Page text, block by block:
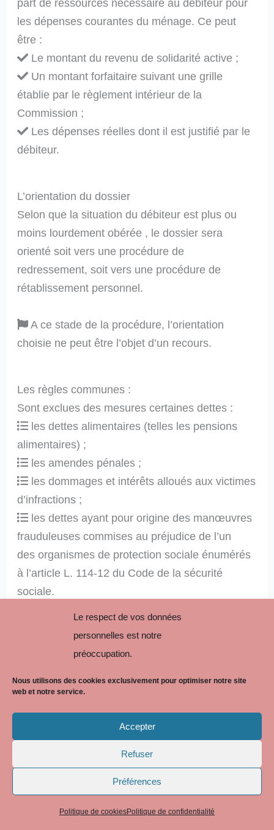
Le respect de vos données
personnelles est notre
préoccupation.
Nous utilisons des cookies exclusivement pour optimiser notre site
web et notre service.
Accepter
Refuser
Préférences
Politique de cookiesPolitique de confidentialité
part de ressources nécessaire au débiteur pour
les dépenses courantes du ménage. Ce peut
être :
Le montant du revenu de solidarité active ;
Un montant forfaitaire suivant une grille
établie par le règlement intérieur de la
Commission ;
Les dépenses réelles dont il est justifié par le
débiteur.
L’orientation du dossier
Selon que la situation du débiteur est plus ou
moins lourdement obérée , le dossier sera
orienté soit vers une procédure de
redressement, soit vers une procédure de
rétablissement personnel.
A ce stade de la procédure, l’orientation
choisie ne peut être l’objet d’un recours.
Les règles communes :
Sont exclues des mesures certaines dettes :
les dettes alimentaires (telles les pensions
alimentaires) ;
les amendes pénales ;
les dommages et intérêts alloués aux victimes
d’infractions ;
les dettes ayant pour origine des manœuvres
frauduleuses commises au préjudice de l’un
des organismes de protection sociale énumérés
à l’article L. 114-12 du Code de la sécurité
sociale.
dettes professionnelles.
priorité sur les dettes financières (article L. 711-6
du code de la consommation).